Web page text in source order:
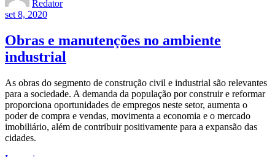
Redator
set 8, 2020
Obras e manutenções no ambiente
industrial
As obras do segmento de construção civil e industrial são relevantes
para a sociedade. A demanda da população por construir e reformar
proporciona oportunidades de empregos neste setor, aumenta o
poder de compra e vendas, movimenta a economia e o mercado
imobiliário, além de contribuir positivamente para a expansão das
cidades.